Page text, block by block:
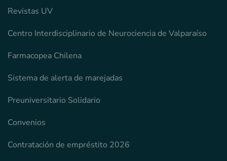
Revistas UV
Centro Interdisciplinario de Neurociencia de Valparaíso
Farmacopea Chilena
Sistema de alerta de marejadas
Preuniversitario Solidario
Convenios
Contratación de empréstito 2026